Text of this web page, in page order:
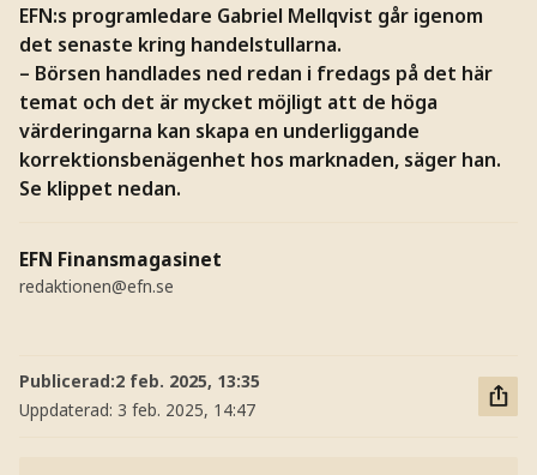
EFN:s programledare Gabriel Mellqvist går igenom
det senaste kring handelstullarna.
– Börsen handlades ned redan i fredags på det här
temat och det är mycket möjligt att de höga
värderingarna kan skapa en underliggande
korrektionsbenägenhet hos marknaden, säger han.
Se klippet nedan.
EFN Finansmagasinet
redaktionen@efn.se
Publicerad:2 feb. 2025, 13:35
Uppdaterad: 3 feb. 2025, 14:47